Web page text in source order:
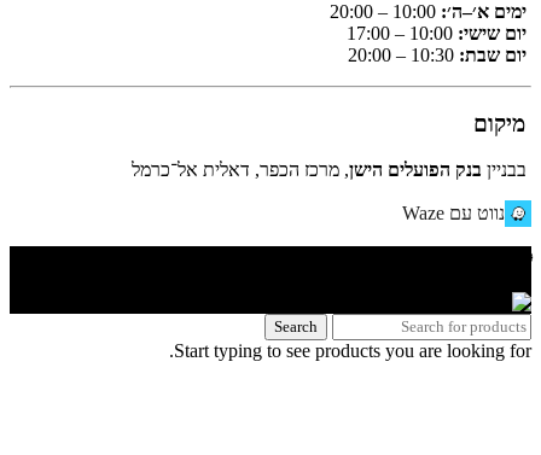
ימים א׳–ה׳:
יום שישי:
יום שבת:
מיקום
בבניין בנק הפועלים הישן, מרכז הכפר, דאלית אל־כרמל
נווט עם Waze
Search
Start typing to see products you are looking for.